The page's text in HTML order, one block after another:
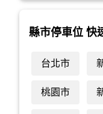
縣市停車位 快
台北市
桃園市